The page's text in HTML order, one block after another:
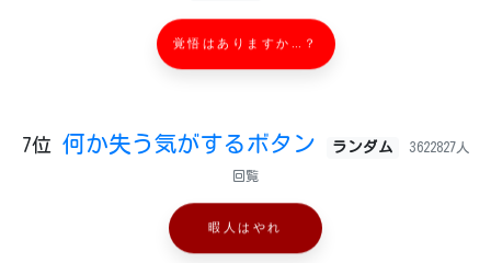
覚悟はありますか…？
7位 何か失う気がするボタン ランダム 3622827人
回覧
暇人はやれ